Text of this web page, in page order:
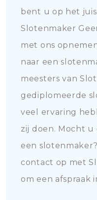
bent u op het
Slotenmaker
met ons
naar een
meesters van
gediplomeerde
veel ervaring
zij doen. Mocht
een
contact op met
om een afspraak